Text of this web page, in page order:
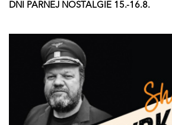
DNI PARNEJ NOSTALGIE 15.-16.8.